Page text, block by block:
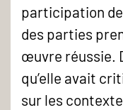
participation
des parties
œuvre réussie.
qu’elle avait
sur les